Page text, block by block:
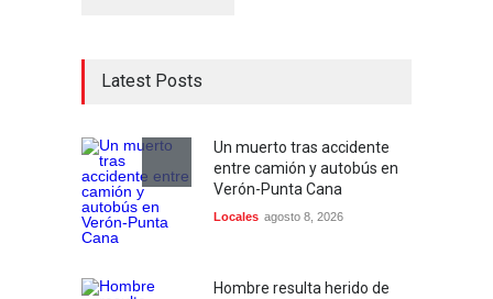
Latest Posts
Un muerto tras accidente
entre camión y autobús en
Verón-Punta Cana
Locales agosto 8, 2026
Hombre resulta herido de